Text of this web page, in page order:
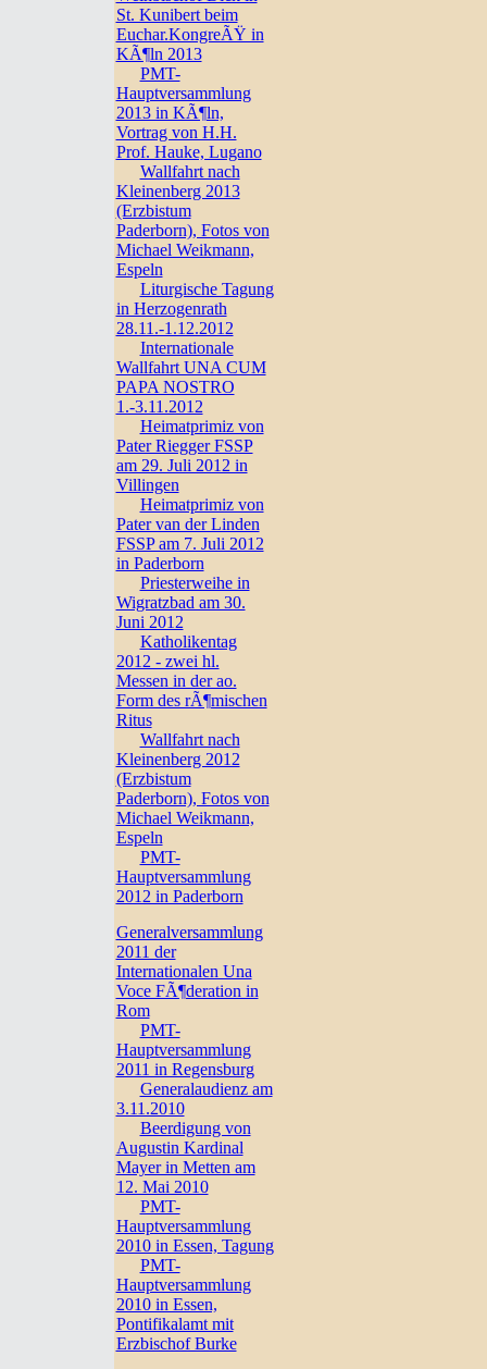
St. Kunibert beim
Euchar.KongreÃŸ in
KÃ¶ln 2013
PMT-
Hauptversammlung
2013 in KÃ¶ln,
Vortrag von H.H.
Prof. Hauke, Lugano
Wallfahrt nach
Kleinenberg 2013
(Erzbistum
Paderborn), Fotos von
Michael Weikmann,
Espeln
Liturgische Tagung
in Herzogenrath
28.11.-1.12.2012
Internationale
Wallfahrt UNA CUM
PAPA NOSTRO
1.-3.11.2012
Heimatprimiz von
Pater Riegger FSSP
am 29. Juli 2012 in
Villingen
Heimatprimiz von
Pater van der Linden
FSSP am 7. Juli 2012
in Paderborn
Priesterweihe in
Wigratzbad am 30.
Juni 2012
Katholikentag
2012 - zwei hl.
Messen in der ao.
Form des rÃ¶mischen
Ritus
Wallfahrt nach
Kleinenberg 2012
(Erzbistum
Paderborn), Fotos von
Michael Weikmann,
Espeln
PMT-
Hauptversammlung
2012 in Paderborn
Generalversammlung
2011 der
Internationalen Una
Voce FÃ¶deration in
Rom
PMT-
Hauptversammlung
2011 in Regensburg
Generalaudienz am
3.11.2010
Beerdigung von
Augustin Kardinal
Mayer in Metten am
12. Mai 2010
PMT-
Hauptversammlung
2010 in Essen, Tagung
PMT-
Hauptversammlung
2010 in Essen,
Pontifikalamt mit
Erzbischof Burke